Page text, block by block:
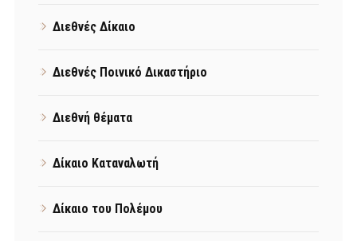
Διεθνές Δίκαιο
Διεθνές Ποινικό Δικαστήριο
Διεθνή θέματα
Δίκαιο Καταναλωτή
Δίκαιο του Πολέμου